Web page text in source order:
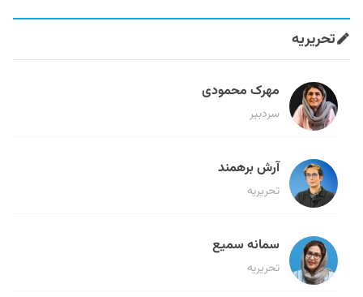
تحریریه
مهرک محمودی
سردبیر
آرش برهمند
تحریریه
سمانه سمیع
تحریریه